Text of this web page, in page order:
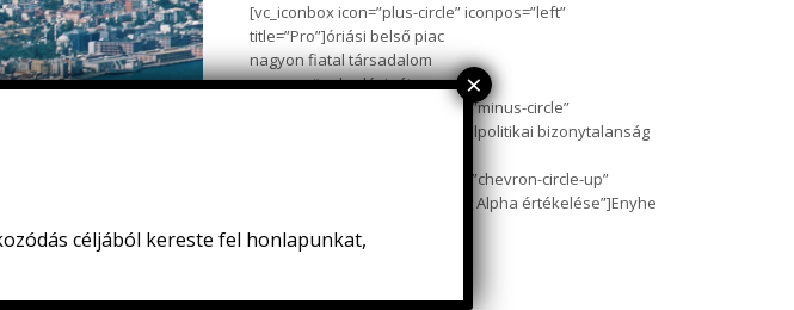
[vc_iconbox icon=”plus-circle” iconpos=”left”
title=”Pro”]óriási belső piac
nagyon fiatal társadalom
magas növekedési ráta
[/vc_iconbox][vc_iconbox icon=”minus-circle”
iconpos=”left” title=”Kontra”]belpolitikai bizonytalanság
[/vc_iconbox][vc_iconbox icon=”chevron-circle-up”
iconpos=”left” title=”A QUANTIS Alpha értékelése”]Enyhe
céljából kereste fel honlapunkat,